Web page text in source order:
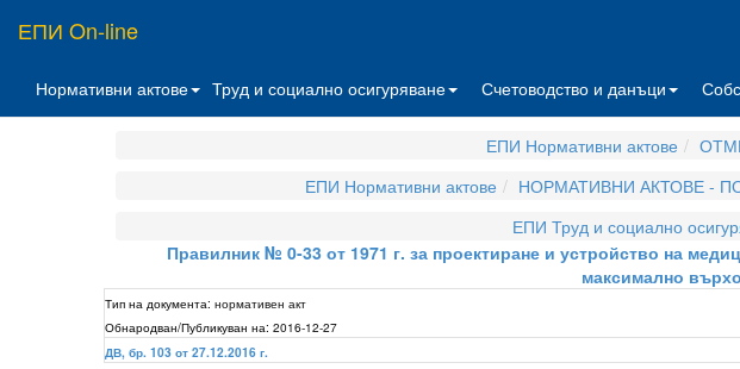
ЕПИ On-line
Нормативни актове Труд и социално осигуряване Счетоводство и данъци
ЕПИ Нормативни актове
ЕПИ Нормативни актове
НОРМАТИВНИ АКТОВЕ -
ЕПИ Труд и социално
Правилник № 0-33 от 1971 г. за проектиране и устройство на
максимално
Тип на документа: нормативен акт
Обнародван/Публикуван на: 2016-12-27
ДВ, бр. 103 от 27.12.2016 г.